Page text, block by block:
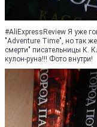
#AliExpressReview Я уже
"Adventure Time", но так
смерти" писательницы К.
кулон-руна!!! Фото внутри!